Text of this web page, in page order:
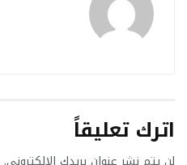
اترك تعليقاً